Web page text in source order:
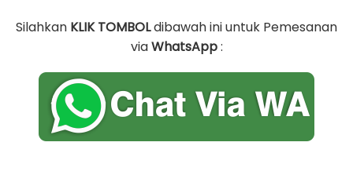
Silahkan KLIK TOMBOLdibawah ini untuk Pemesanan
viaWhatsApp: